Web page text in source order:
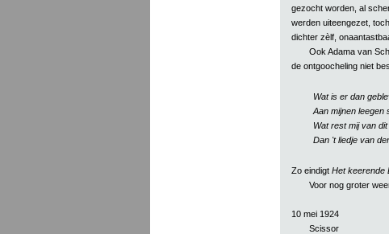
gezocht worden, al
werden uiteengezet,
dichter zèlf,
Ook Adama van
de ontgoocheling niet
Wat is er dan
Aan mijnen leegen
Wat rest mij van
Dan 't liedje van
Zo eindigt Het keerende
Voor nog groter
10 mei 1924
Scissor